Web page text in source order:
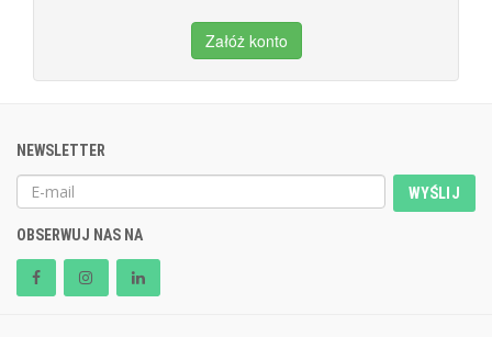
Załóż konto
NEWSLETTER
WYŚLIJ
OBSERWUJ NAS NA